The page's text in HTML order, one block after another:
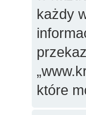
każdy
które